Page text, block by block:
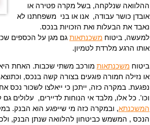
ההלוואה שנלקחה, בשל מקרה פטירה או
אובדן כושר עבודה, אנו או בני משפחתנו לא
נאבד את הבעלות ואת הזכויות בנכס.
למעשה, ביטוח משכנתאות גם מגן על הכספים
אותו הרגע מלרדת לטמיון.
ביטוח משכנתאות מורכב משתי שכבות. האחת
או נזילה חמורה פוגעים בצורה קשה בנכס,
נפגעת. במקרה כזה, ייתכן כי ייאלצו לשכור נכס
וכו'. כל אלו, מלבד אי הנוחות לדיירים, עלולים
המשכנתא, ובמקרה כזה מי שייפגע הוא הבנק.
הנכס , המשמש כביטחון להלוואה שנתן הבנק,